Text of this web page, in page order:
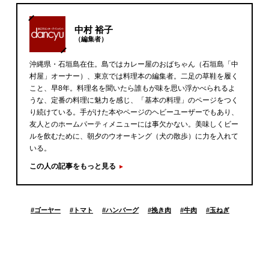
中村 裕子
（編集者）
沖縄県・石垣島在住。島ではカレー屋のおばちゃん（石垣島「中
村屋」オーナー）、東京では料理本の編集者。二足の草鞋を履く
こと、早8年。料理名を聞いたら誰もが味を思い浮かべられるよ
うな、定番の料理に魅力を感じ、「基本の料理」のページをつく
り続けている。手がけた本やページのヘビーユーザーでもあり、
友人とのホームパーティメニューには事欠かない。美味しくビー
ルを飲むために、朝夕のウオーキング（犬の散歩）に力を入れて
いる。
この人の記事をもっと見る
#ゴーヤー # トマト #ハンバーグ #挽き肉 #牛肉 #玉ねぎ